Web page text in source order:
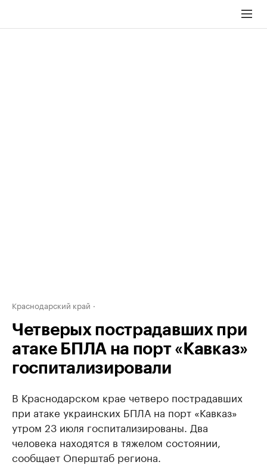
Краснодарский край
Четверых пострадавших при
атаке БПЛА на порт «Кавказ»
госпитализировали
В Краснодарском крае четверо пострадавших
при атаке украинских БПЛА на порт «Кавказ»
утром 23 июля госпитализированы. Два
человека находятся в тяжелом состоянии,
сообщает Оперштаб региона.